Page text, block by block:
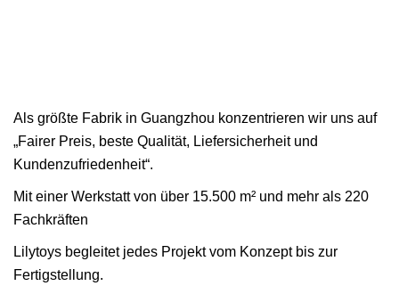
Als größte Fabrik in Guangzhou konzentrieren wir uns auf
„Fairer Preis, beste Qualität, Liefersicherheit und
Kundenzufriedenheit“.
Mit einer Werkstatt von über 15.500 m² und mehr als 220
Fachkräften
Lilytoys begleitet jedes Projekt vom Konzept bis zur
Fertigstellung.